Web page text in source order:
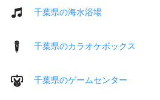
千葉県の海水浴場
千葉県のカラオケボックス
千葉県のゲームセンター